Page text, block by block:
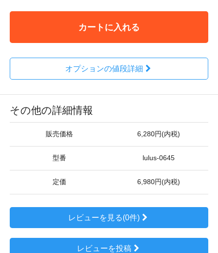
カートに入れる
オプションの値段詳細
その他の詳細情報
販売価格 6,280円(内税)
型番 lulus-0645
定価 6,980円(内税)
レビューを見る(0件)
レビューを投稿